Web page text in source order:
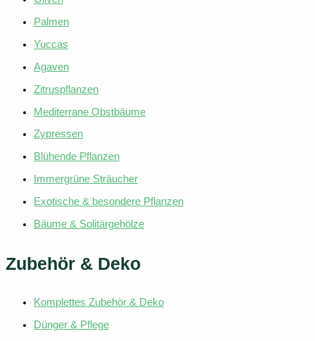
Palmen
Yuccas
Agaven
Zitruspflanzen
Mediterrane Obstbäume
Zypressen
Blühende Pflanzen
Immergrüne Sträucher
Exotische & besondere Pflanzen
Bäume & Solitärgehölze
Zubehör & Deko
Komplettes Zubehör & Deko
Dünger & Pflege